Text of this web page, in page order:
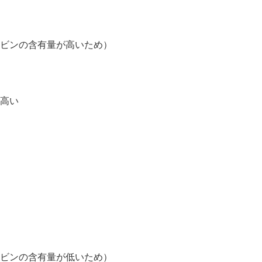
含有量が高いため）
い
含有量が低いため）